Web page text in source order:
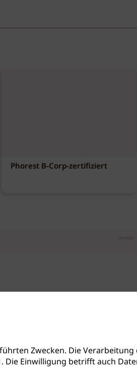
Phorest B-Corp-zertifiziert
Anzeige
Zwecken. Die
Die Einwilligung betrifft auch